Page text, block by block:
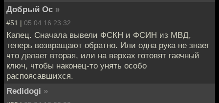
Добрый Ос »
#51 | 05.04.16 23:32
Капец. Сначала вывели ФСКН и ФСИН из МВД,
теперь возвращают обратно. Или одна рука не знает
что делает вторая, или на верхах готовят гаечный
ключ, чтобы наконец-то унять особо
распоясавшихся.
Redidogi »